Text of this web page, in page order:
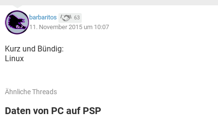
barbaritos 63
11. November 2015 um 10:07
Kurz und Bündig:
Linux
Ähnliche Threads
Daten von PC auf PSP